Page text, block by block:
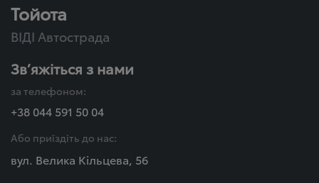
Тойота
ВІДІ Автострада
Зв’яжіться з нами
за телефоном:
+38 044 591 50 04
Або приїздіть до нас:
вул. Велика Кільцева, 56